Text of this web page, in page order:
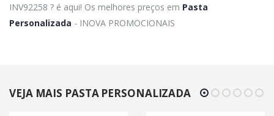
INV92258 ? é aqui! Os melhores preços em Pasta
Personalizada - INOVA PROMOCIONAIS
VEJA MAIS PASTA PERSONALIZADA